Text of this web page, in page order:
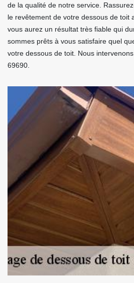
de la qualité de notre service.
le revêtement de votre dessous de toit
vous aurez un résultat très fiable qui
sommes prêts à vous satisfaire quel
votre dessous de toit. Nous
69690.